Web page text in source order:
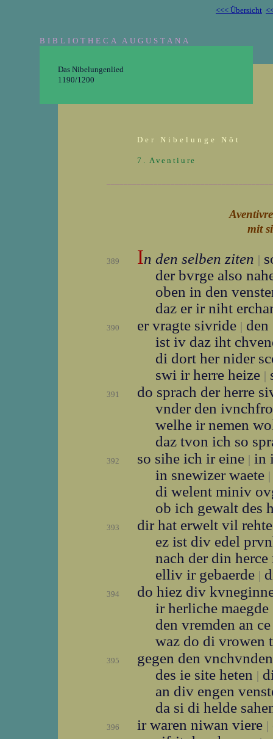
<<< Übersicht
BIBLIOTHECA AUGUSTANA
Das Nibelungenlied
1190/1200
Der Nibelunge Nôt
7. Aventiure
mit
389 In den selben ziten |
der bvrge also
oben in den
daz er ir niht
390 er vragte sivride | den
ist iv daz iht
di dort her nider
swi ir herre heize |
391
do sprach der herre
vnder den
welhe ir nemen
daz tvon ich so
392 so sihe ich ir eine | in
in snewizer waete |
di welent miniv
ob ich gewalt des
393
dir hat erwelt vil
ez ist div edel
nach der din
elliv ir gebaerde |
394
do hiez div
ir herliche maegde
den vremden an
waz do di vrowen
395
gegen den
des ie site heten |
an div engen
da si di helde
396 ir waren niwan viere |